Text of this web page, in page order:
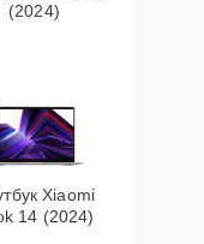
(2024)
Xiaomi
14 (2024)